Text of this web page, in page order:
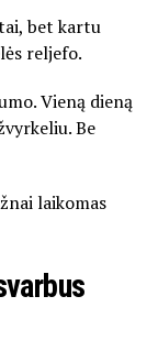
bet kartu
reljefo.
Vieną dieną
Be
laikomas